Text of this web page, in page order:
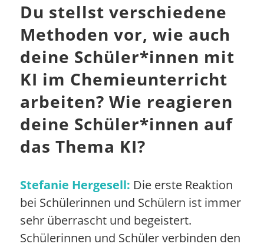
Du stellst verschiedene
Methoden vor, wie auch
deine Schüler*innen mit
KI im Chemieunterricht
arbeiten? Wie reagieren
deine Schüler*innen auf
das Thema KI?
Stefanie Hergesell: Die erste Reaktion
bei Schülerinnen und Schülern ist immer
sehr überrascht und begeistert.
Schülerinnen und Schüler verbinden den